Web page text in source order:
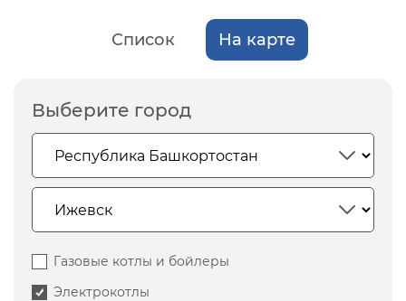
Список На карте
Выберите город
Газовые котлы и бойлеры
Электрокотлы